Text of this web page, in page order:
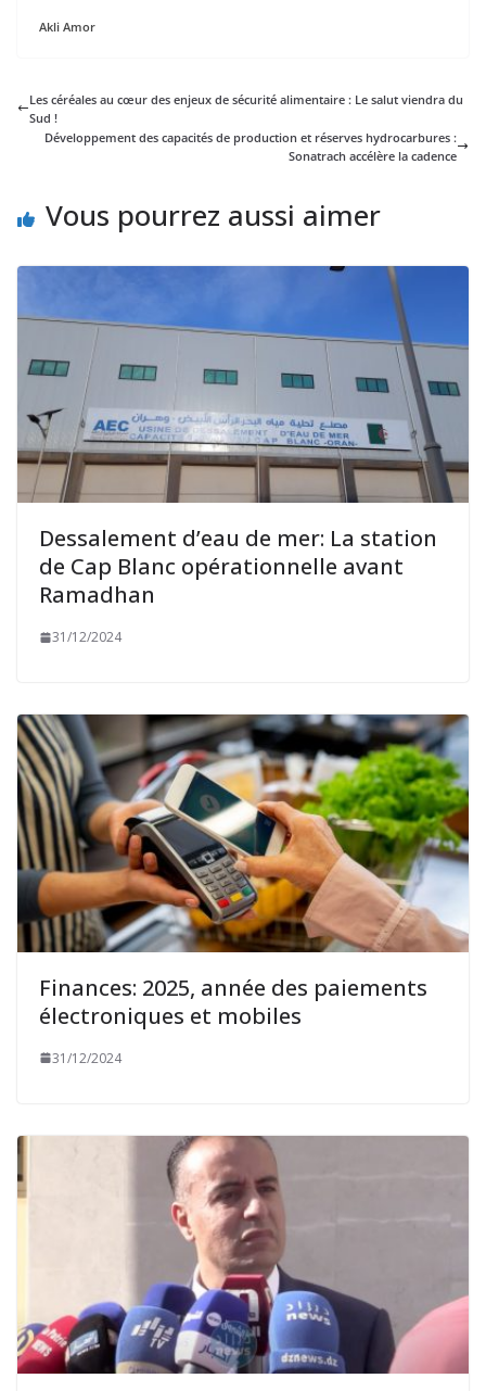
Akli Amor
Les céréales au cœur des enjeux de sécurité alimentaire : Le salut viendra du
Sud !
Développement des capacités de production et réserves hydrocarbures :
Sonatrach accélère la cadence
Vous pourrez aussi aimer
Dessalement d’eau de mer: La station
de Cap Blanc opérationnelle avant
Ramadhan
31/12/2024
Finances: 2025, année des paiements
électroniques et mobiles
31/12/2024